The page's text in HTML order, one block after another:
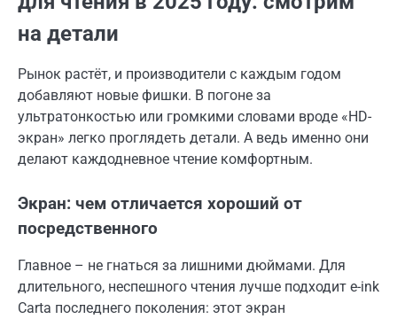
на детали
Рынок растёт, и производители с каждым годом
добавляют новые фишки. В погоне за
ультратонкостью или громкими словами вроде «HD-
экран» легко проглядеть детали. А ведь именно они
делают каждодневное чтение комфортным.
Экран: чем отличается хороший от
посредственного
Главное – не гнаться за лишними дюймами. Для
длительного, неспешного чтения лучше подходит e-ink
Carta последнего поколения: этот экран